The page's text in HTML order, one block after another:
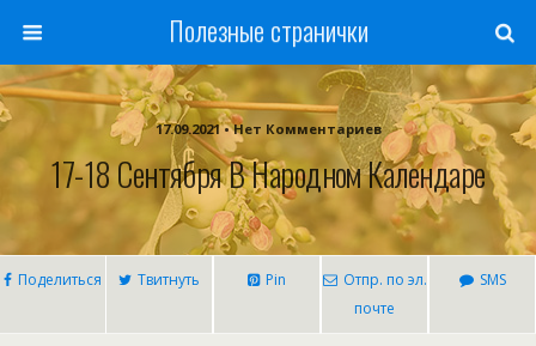
Полезные странички
17.09.2021 • Нет Комментариев
17-18 Сентября В Народном Календаре
Поделиться Твитнуть Pin
Отпр. по эл.
почте
SMS